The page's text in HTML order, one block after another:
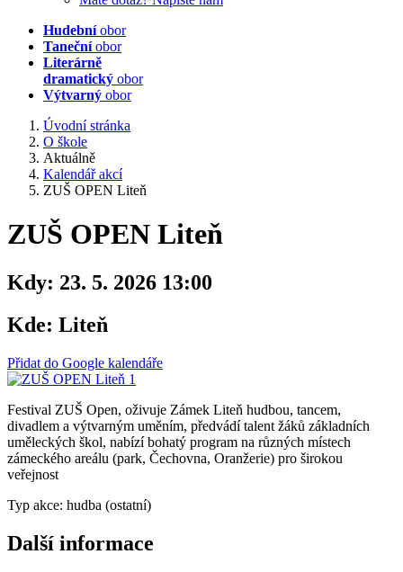
Hudebníobor
Tanečníobor
Literárně
dramatický obor
Výtvarný obor
Úvodní stránka
O škole
Aktuálně
Kalendář akcí
ZUŠ OPEN Liteň
ZUŠ OPEN Liteň
Kdy: 23. 5. 2026 13:00
Kde: Liteň
Přidat do Google kalendáře
Festival ZUŠ Open, oživuje Zámek Liteň hudbou, tancem,
divadlem a výtvarným uměním, předvádí talent žáků základních
uměleckých škol, nabízí bohatý program na různých místech
zámeckého areálu (park, Čechovna, Oranžerie) pro širokou
veřejnost
Typ akce: hudba (ostatní)
Další informace